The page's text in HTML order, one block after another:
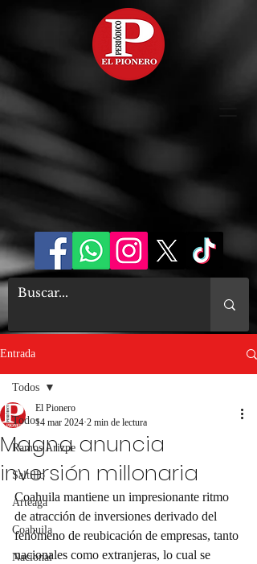
Entrada
Todos
Ramos Arizpe
Saltillo
Arteaga
Coahuila
Nacional
Todos
Magna anuncia
inversión millonaria
El Pionero
14 mar 2024 2 min de lectura
Coahuila mantiene un impresionante ritmo
de atracción de inversiones derivado del
fenómeno de reubicación de empresas, tanto
nacionales como extranjeras, lo cual se